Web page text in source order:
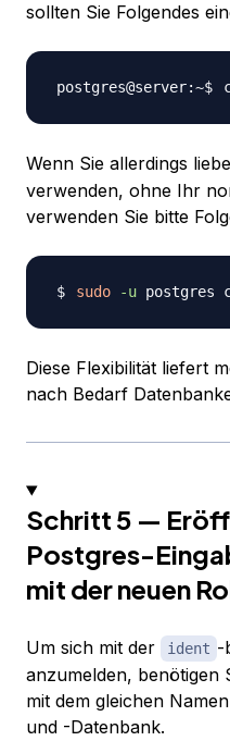
sollten Sie Folgendes
Wenn Sie allerdings
verwenden, ohne Ihr
verwenden Sie bitte
sudo -u postgres
Diese Flexibilität liefert
nach Bedarf
Schritt 5 —
Postgres-
mit der neuen
Um sich mit der ident -
anzumelden, benötigen
mit dem gleichen
und -Datenbank.